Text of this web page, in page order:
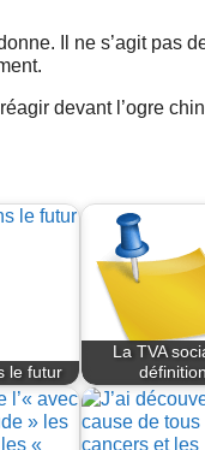
Il ne s’agit pas
devant l’ogre
le futur
La TVA
définition